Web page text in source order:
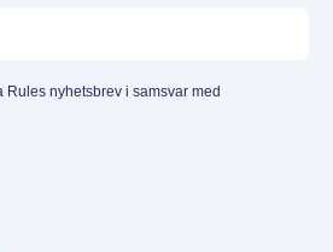
Rules nyhetsbrev i samsvar med